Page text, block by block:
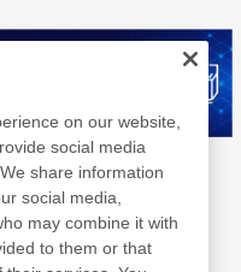
Nittoライブラリ
on our website,
social media
share information
social media,
may combine it with
to them or that